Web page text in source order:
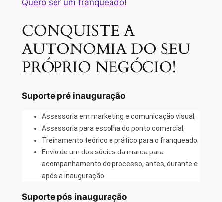
Quero ser um franqueado!
CONQUISTE A
AUTONOMIA DO SEU
PRÓPRIO NEGÓCIO!
Suporte pré inauguração
Assessoria em marketing e comunicação visual;
Assessoria para escolha do ponto comercial;
Treinamento teórico e prático para o franqueado;
Envio de um dos sócios da marca para
acompanhamento do processo, antes, durante e
após a inauguração.
Suporte pós inauguração